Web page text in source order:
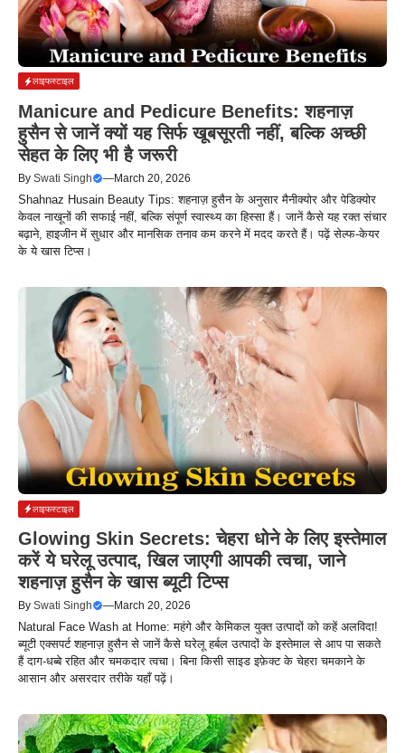
लाइफस्टाइल
Manicure and Pedicure Benefits: शहनाज़
हुसैन से जानें क्यों यह सिर्फ खूबसूरती नहीं, बल्कि अच्छी
सेहत के लिए भी है जरूरी
By Swati Singh —March 20, 2026
Shahnaz Husain Beauty Tips: शहनाज़ हुसैन के अनुसार मैनीक्योर और पेडिक्योर
केवल नाखूनों की सफाई नहीं, बल्कि संपूर्ण स्वास्थ्य का हिस्सा हैं। जानें कैसे यह रक्त संचार
बढ़ाने, हाइजीन में सुधार और मानसिक तनाव कम करने में मदद करते हैं। पढ़ें सेल्फ-केयर
के ये खास टिप्स।
लाइफस्टाइल
Glowing Skin Secrets: चेहरा धोने के लिए इस्तेमाल
करें ये घरेलू उत्पाद, खिल जाएगी आपकी त्वचा, जाने
शहनाज़ हुसैन के खास ब्यूटी टिप्स
By Swati Singh —March 20, 2026
Natural Face Wash at Home: महंगे और केमिकल युक्त उत्पादों को कहें अलविदा!
ब्यूटी एक्सपर्ट शहनाज़ हुसैन से जानें कैसे घरेलू हर्बल उत्पादों के इस्तेमाल से आप पा सकते
हैं दाग-धब्बे रहित और चमकदार त्वचा। बिना किसी साइड इफ़ेक्ट के चेहरा चमकाने के
आसान और असरदार तरीके यहाँ पढ़ें।